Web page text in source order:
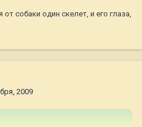
собаки один скелет, и его глаза,
2009